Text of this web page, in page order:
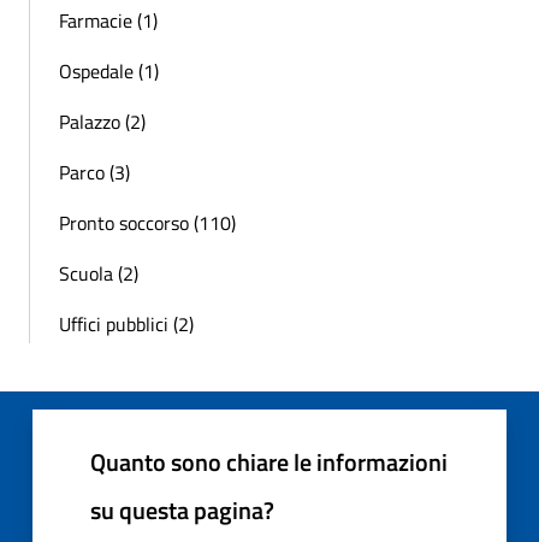
Farmacie (1)
Ospedale (1)
Palazzo (2)
Parco (3)
Pronto soccorso (110)
Scuola (2)
Uffici pubblici (2)
Quanto sono chiare le informazioni
su questa pagina?